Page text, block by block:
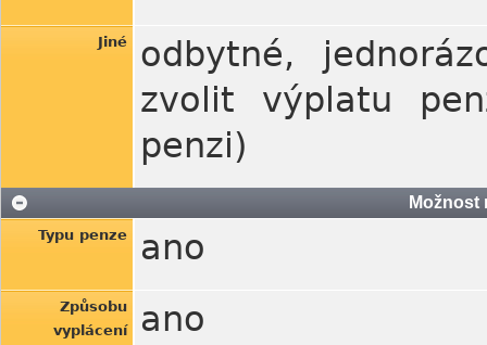
Jiné
odbytné,
zvolit výplatu
penzi)
Možnost
Typu penze ano
Způsobu
vyplácení
ano